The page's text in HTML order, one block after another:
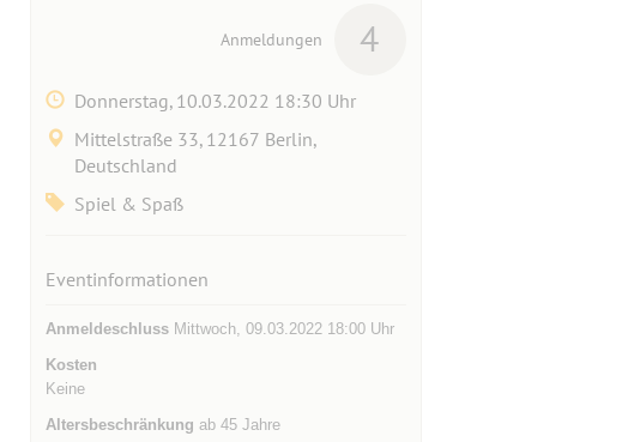
Anmeldungen 4
Donnerstag, 10.03.2022 18:30 Uhr
Mittelstraße 33, 12167 Berlin,
Deutschland
Spiel & Spaß
Eventinformationen
AnmeldeschlussMittwoch, 09.03.2022 18:00 Uhr
Kosten
Keine
Altersbeschränkung ab 45 Jahre